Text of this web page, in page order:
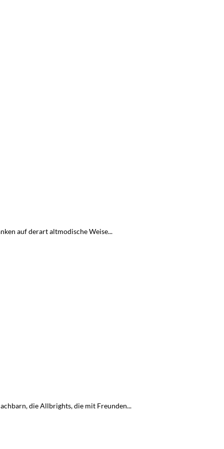
auf derart altmodische Weise...
die Allbrights, die mit Freunden...